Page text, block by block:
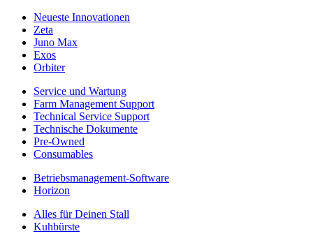
Neueste Innovationen
Zeta
Juno Max
Exos
Orbiter
Service und Wartung
Farm Management Support
Technical Service Support
Technische Dokumente
Pre-Owned
Consumables
Betriebsmanagement-Software
Horizon
Alles für Deinen Stall
Kuhbürste